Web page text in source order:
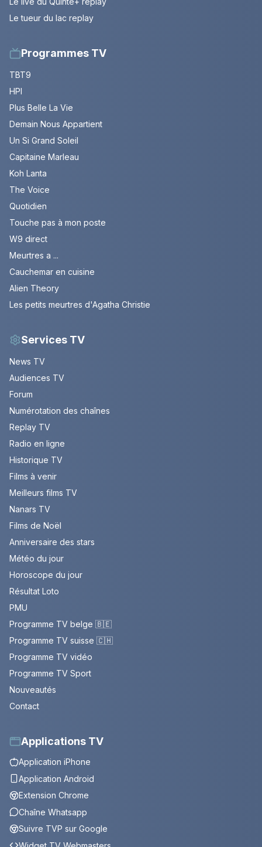
Le tueur du lac replay
Programmes TV
TBT9
HPI
Plus Belle La Vie
Demain Nous Appartient
Un Si Grand Soleil
Capitaine Marleau
Koh Lanta
The Voice
Quotidien
Touche pas à mon poste
W9 direct
Meurtres a ...
Cauchemar en cuisine
Alien Theory
Les petits meurtres d'Agatha Christie
Services TV
News TV
Audiences TV
Forum
Numérotation des chaînes
Replay TV
Radio en ligne
Historique TV
Films à venir
Meilleurs films TV
Nanars TV
Films de Noël
Anniversaire des stars
Météo du jour
Horoscope du jour
Résultat Loto
PMU
Programme TV belge 🇧🇪
Programme TV suisse 🇨🇭
Programme TV vidéo
Programme TV Sport
Nouveautés
Contact
Applications TV
Application iPhone
Application Android
Extension Chrome
Chaîne Whatsapp
Suivre TVP sur Google